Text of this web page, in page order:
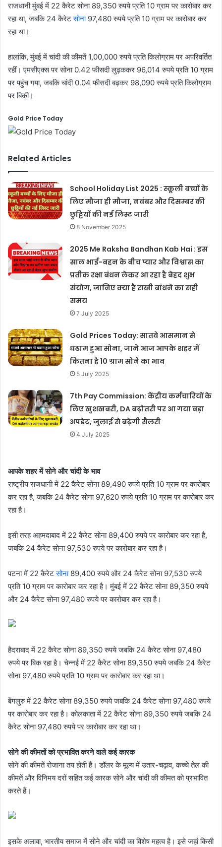
राजधानी मुंबई में 22 कैरेट सोना 89,350 रुपये प्रति 10 ग्राम पर कारोबार कर
रहा था, जबकि 24 कैरेटसोना97,480 रुपये प्रति 10 ग्राम पर कारोबार कर
रहा था।
हालांकि, मुंबई में चांदी की कीमतें 1,00,000 रुपये प्रति किलोग्राम पर अपरिवर्तित
रहीं। एमसीएक्स पर सोना 0.42 फीसदी लुढ़ककर 96,014 रुपये प्रति 10 ग्राम
पर पहुंच गया, जबकि चांदी 0.04 फीसदी बढ़कर 98,090 रुपये प्रति किलोग्राम
पर बिकी।
Gold Price Today
Related Articles
School Holiday List 2025 : स्कूली बच्चों के
लिए मौजा ही मौजा, नवंबर और दिसम्बर की
छुट्टियों की नई लिस्ट जारी
8 November 2025
2025 Me Raksha Bandhan Kab Hai : इस
साल भाई-बहन के बीच प्यार और विश्वास का
प्रतीक रक्षा बंधन लेकर आ रहा है बेहद शुभ
संयोग, जानिए क्या है राखी बांधने का सही
समय
7 July 2025
Gold Prices Today: सातवे आसमान से
धढाम हुआ सोना, जाने आज आपके शहर में
कितना है 10 ग्राम सोने का भाव
5 July 2025
7th Pay Commission: केंद्रीय कर्मचारियों के
लिए खुशखबरी, DA बढ़ोतरी पर आ गया बड़ा
अपडेट, जुलाई से बढ़ेगी सैलरी
4 July 2025
आपके शहर में सोने और चांदी के भाव
राष्ट्रीय राजधानी में 22 कैरेट सोना 89,490 रुपये प्रति 10 ग्राम पर कारोबार
कर रहा है, जबकि 24 कैरेट सोना 97,620 रुपये प्रति 10 ग्राम पर कारोबार कर
रहा है।
इसी तरह अहमदाबाद में 22 कैरेट सोना 89,400 रुपये पर कारोबार कर रहा है,
जबकि 24 कैरेट सोना 97,530 रुपये पर कारोबार कर रहा है।
पटना में 22 कैरेटसोना89,400 रुपये और 24 कैरेट सोना 97,530 रुपये
प्रति 10 ग्राम पर कारोबार कर रहा है। मुंबई में 22 कैरेट सोना 89,350 रुपये
और 24 कैरेट सोना 97,480 रुपये पर कारोबार कर रहा है।
हैदराबाद में 22 कैरेट सोना 89,350 रुपये जबकि 24 कैरेट सोना 97,480
रुपये पर बिक रहा है। चेन्नई में 22 कैरेट सोना 89,350 रुपये जबकि 24 कैरेट
सोना 97,480 रुपये प्रति 10 ग्राम पर कारोबार कर रहा था।
बेंगलुरु में 22 कैरेट सोना 89,350 रुपये जबकि 24 कैरेट सोना 97,480 रुपये
पर कारोबार कर रहा है। कोलकाता में 22 कैरेट सोना 89,350 रुपये जबकि 24
कैरेट सोना 97,480 रुपये पर कारोबार कर रहा था।
सोने की कीमतों को प्रभावित करने वाले कई कारक
सोने की कीमतें रोजाना तय होती हैं। डॉलर के मूल्य में उतार-चढ़ाव, कच्चे तेल की
कीमतें और विनिमय दरों सहित कई कारक सोने और चांदी की कीमत को प्रभावित
करते हैं।
इसके अलावा, भारतीय समाज में सोने और चांदी का विशेष महत्व है। इसे जहां किसी